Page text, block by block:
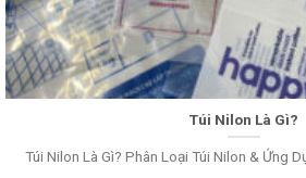
Túi Nilon Là Gì?
Túi Nilon Là Gì? Phân Loại Túi Nilon & Ứng